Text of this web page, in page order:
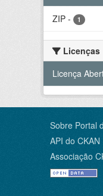
ZIP - 1
Licenças
Licença
Sobre Portal
API do CKAN
Associação